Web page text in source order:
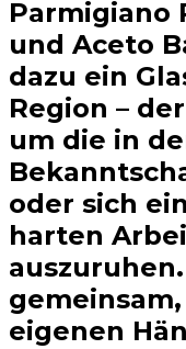
Parmigiano
und Aceto
dazu ein
Region –
um die in
oder sich
harten
eigenen